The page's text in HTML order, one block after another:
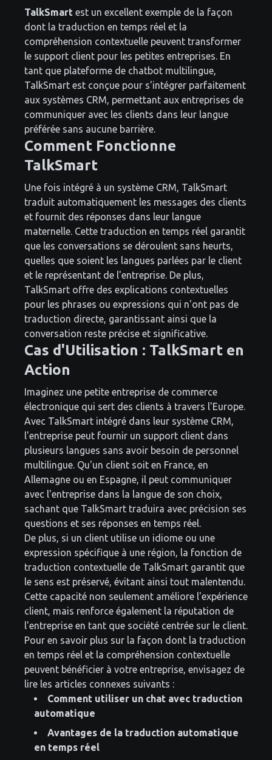
TalkSmart est un excellent exemple de la façon
dont la traduction en temps réel et la
compréhension contextuelle peuvent transformer
le support client pour les petites entreprises. En
tant que plateforme de chatbot multilingue,
TalkSmart est conçue pour s'intégrer parfaitement
aux systèmes CRM, permettant aux entreprises de
communiquer avec les clients dans leur langue
préférée sans aucune barrière.
Comment Fonctionne
TalkSmart
Une fois intégré à un système CRM, TalkSmart
traduit automatiquement les messages des clients
et fournit des réponses dans leur langue
maternelle. Cette traduction en temps réel garantit
que les conversations se déroulent sans heurts,
quelles que soient les langues parlées par le client
et le représentant de l'entreprise. De plus,
TalkSmart offre des explications contextuelles
pour les phrases ou expressions qui n'ont pas de
traduction directe, garantissant ainsi que la
conversation reste précise et significative.
Cas d'Utilisation : TalkSmart en
Action
Imaginez une petite entreprise de commerce
électronique qui sert des clients à travers l'Europe.
Avec TalkSmart intégré dans leur système CRM,
l'entreprise peut fournir un support client dans
plusieurs langues sans avoir besoin de personnel
multilingue. Qu'un client soit en France, en
Allemagne ou en Espagne, il peut communiquer
avec l'entreprise dans la langue de son choix,
sachant que TalkSmart traduira avec précision ses
questions et ses réponses en temps réel.
De plus, si un client utilise un idiome ou une
expression spécifique à une région, la fonction de
traduction contextuelle de TalkSmart garantit que
le sens est préservé, évitant ainsi tout malentendu.
Cette capacité non seulement améliore l'expérience
client, mais renforce également la réputation de
l'entreprise en tant que société centrée sur le client.
Pour en savoir plus sur la façon dont la traduction
en temps réel et la compréhension contextuelle
peuvent bénéficier à votre entreprise, envisagez de
lire les articles connexes suivants :
Comment utiliser un chat avec traduction
automatique
Avantages de la traduction automatique
en temps réel